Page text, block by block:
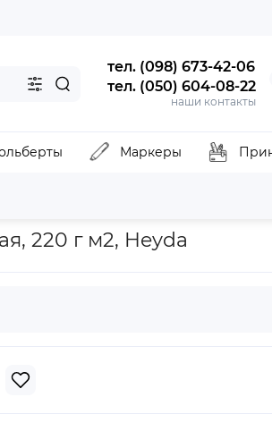
тел. (098) 673-42-06
тел. (050) 604-08-22
наши контакты
Маркеры
см), Розовая, 220 г м2, Heyda
220 г м2, Heyda